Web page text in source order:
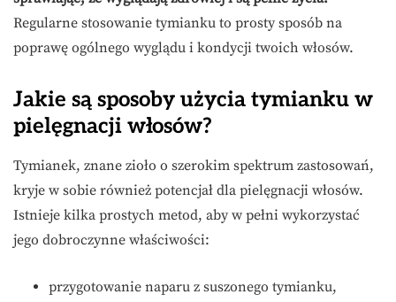
Regularne stosowanie tymianku to prosty sposób na
poprawę ogólnego wyglądu i kondycji twoich włosów.
Jakie są sposoby użycia tymianku w
pielęgnacji włosów?
Tymianek, znane zioło o szerokim spektrum zastosowań,
kryje w sobie również potencjał dla pielęgnacji włosów.
Istnieje kilka prostych metod, aby w pełni wykorzystać
jego dobroczynne właściwości:
przygotowanie naparu z suszonego tymianku,